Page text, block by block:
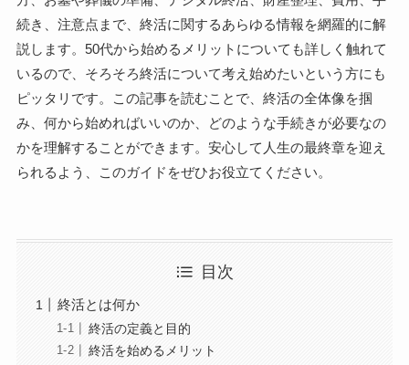
続き、注意点まで、終活に関するあらゆる情報を網羅的に解
説します。50代から始めるメリットについても詳しく触れて
いるので、そろそろ終活について考え始めたいという方にも
ピッタリです。この記事を読むことで、終活の全体像を掴
み、何から始めればいいのか、どのような手続きが必要なの
かを理解することができます。安心して人生の最終章を迎え
られるよう、このガイドをぜひお役立てください。
目次
終活とは何か
終活の定義と目的
終活を始めるメリット